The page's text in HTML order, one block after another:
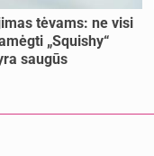
tėvams: ne visi
„Squishy“
saugūs